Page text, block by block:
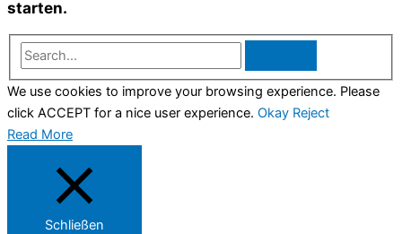
starten.
Search...
We use cookies to improve your browsing experience. Please
click ACCEPT for a nice user experience. Okay Reject
Read More
Schließen